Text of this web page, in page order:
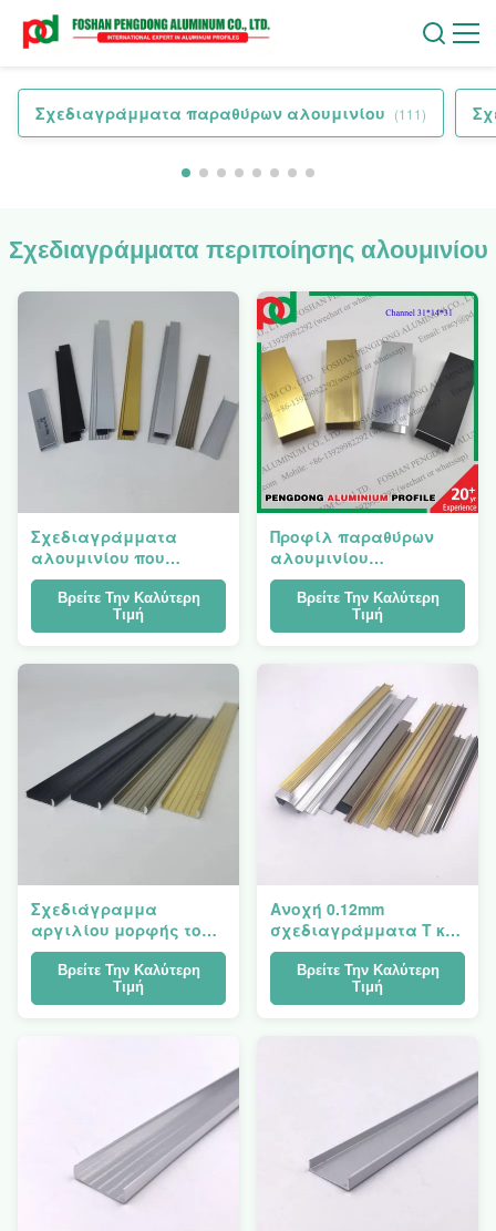
Σχεδιαγράμματα παραθύρων αλουμινίου (111)
Σχεδιαγράμματα περιποίησης αλουμινίου
Σχεδιαγράμματα
αλουμινίου που
γυαλίζουν το
διακοσμητικό
δημοφιλές ασημένιο
περιποίησης
Βρείτε Την Καλύτερη
Τιμή
Προφίλ παραθύρων
αλουμινίου
Προσαρμοσμένο U
Channel Γυαλιστερό
Ασημί Χρυσό Χρώμα
Βρείτε Την Καλύτερη
Τιμή
Σχεδιάγραμμα
αργιλίου μορφής του
U για τη διακοσμητική
ακονίζοντας
περιποίηση
Βρείτε Την Καλύτερη
Τιμή
Ανοχή 0.12mm
σχεδιαγράμματα Τ και
U και Γ περιποίησης
αλουμινίου μορφής
Βρείτε Την Καλύτερη
Τιμή